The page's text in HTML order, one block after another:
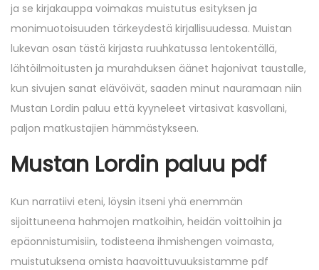
ja se kirjakauppa voimakas muistutus esityksen ja
monimuotoisuuden tärkeydestä kirjallisuudessa. Muistan
lukevan osan tästä kirjasta ruuhkatussa lentokentällä,
lähtöilmoitusten ja murahduksen äänet hajonivat taustalle,
kun sivujen sanat elävöivät, saaden minut nauramaan niin
Mustan Lordin paluu että kyyneleet virtasivat kasvollani,
paljon matkustajien hämmästykseen.
Mustan Lordin paluu pdf
Kun narratiivi eteni, löysin itseni yhä enemmän
sijoittuneena hahmojen matkoihin, heidän voittoihin ja
epäonnistumisiin, todisteena ihmishengen voimasta,
muistutuksena omista haavoittuvuuksistamme pdf